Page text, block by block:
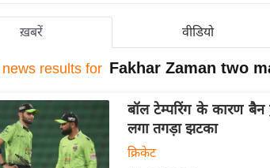
ख़बरें वीडियो
news results for Fakhar Zaman two
बॉल टेम्परिंग के कारण
लगा तगड़ा झटका
क्रिकेट